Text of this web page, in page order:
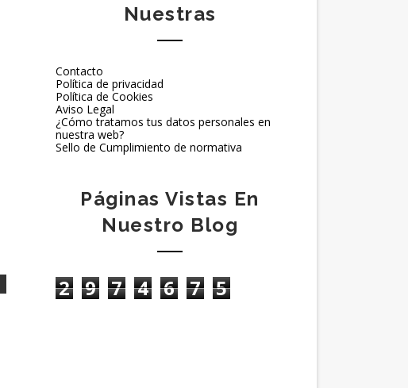
Nuestras
Contacto
Política de privacidad
Política de Cookies
Aviso Legal
¿Cómo tratamos tus datos personales en
nuestra web?
Sello de Cumplimiento de normativa
Páginas Vistas En
Nuestro Blog
2 9 7 4 6 7 5